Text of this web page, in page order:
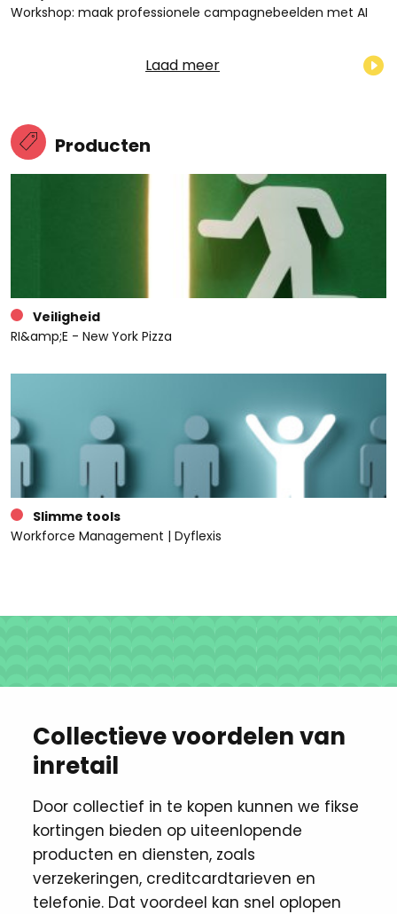
Workshop: maak professionele campagnebeelden met AI
Laad meer
Producten
Veiligheid
RI&amp;E - New York Pizza
Slimme tools
Workforce Management | Dyflexis
Collectieve voordelen van
inretail
Door collectief in te kopen kunnen we fikse
kortingen ​bieden op uiteenlopende
producten en diensten, zoals
verzekeringen, creditcardtarieven en
telefonie. Dat voordeel kan snel oplopen